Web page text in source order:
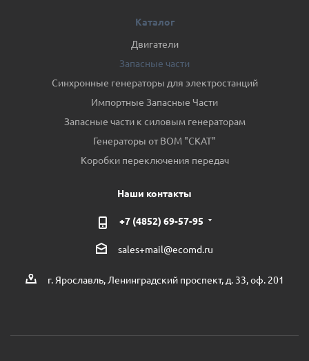
Каталог
Двигатели
Запасные части
Синхронные генераторы для электростанций
Импортные Запасные Части
Запасные части к силовым генераторам
Генераторы от ВОМ "СКАТ"
Коробки переключения передач
Наши контакты
+7 (4852) 69-57-95
sales+mail@ecomd.ru
г. Ярославль, Ленинградский проспект, д. 33, оф. 201